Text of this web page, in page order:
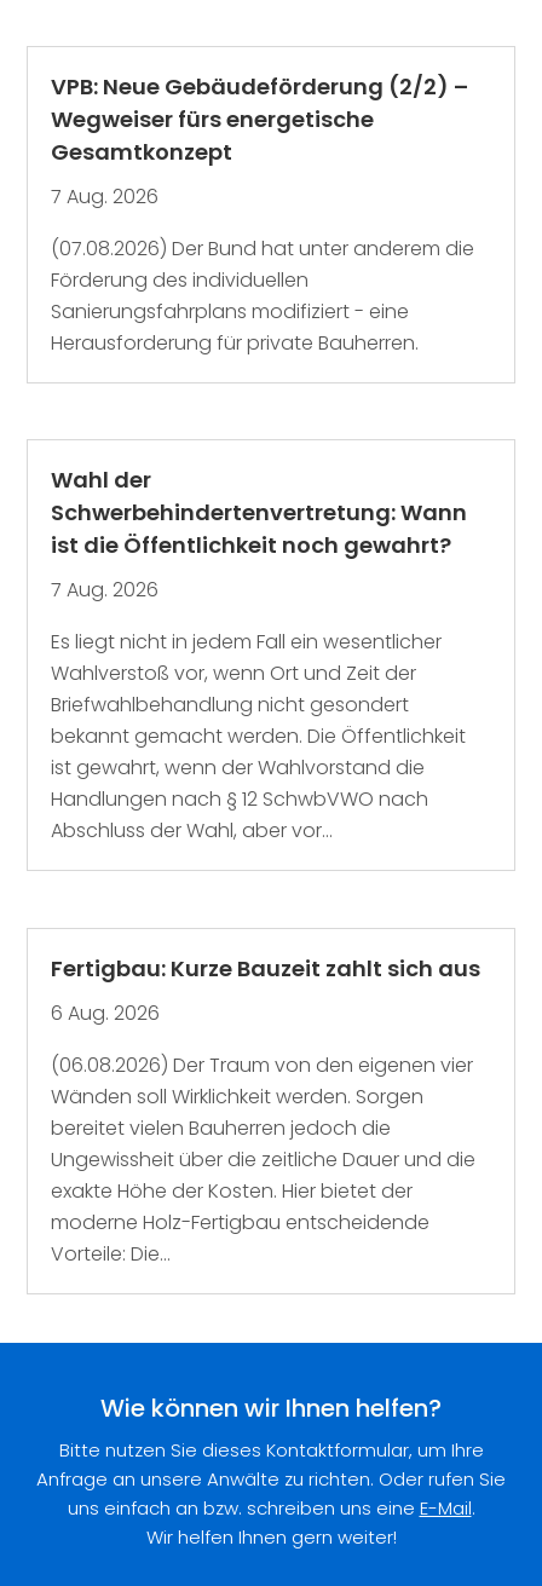
VPB: Neue Gebäudeförderung (2/2) –
Wegweiser fürs energetische
Gesamtkonzept
7 Aug. 2026
(07.08.2026) Der Bund hat unter anderem die
Förderung des individuellen
Sanierungsfahrplans modifiziert - eine
Herausforderung für private Bauherren.
Wahl der
Schwerbehindertenvertretung: Wann
ist die Öffentlichkeit noch gewahrt?
7 Aug. 2026
Es liegt nicht in jedem Fall ein wesentlicher
Wahlverstoß vor, wenn Ort und Zeit der
Briefwahlbehandlung nicht gesondert
bekannt gemacht werden. Die Öffentlichkeit
ist gewahrt, wenn der Wahlvorstand die
Handlungen nach § 12 SchwbVWO nach
Abschluss der Wahl, aber vor...
Fertigbau: Kurze Bauzeit zahlt sich aus
6 Aug. 2026
(06.08.2026) Der Traum von den eigenen vier
Wänden soll Wirklichkeit werden. Sorgen
bereitet vielen Bauherren jedoch die
Ungewissheit über die zeitliche Dauer und die
exakte Höhe der Kosten. Hier bietet der
moderne Holz-Fertigbau entscheidende
Vorteile: Die...
Wie können wir Ihnen helfen?
Bitte nutzen Sie dieses Kontaktformular, um Ihre
Anfrage an unsere Anwälte zu richten. Oder rufen Sie
uns einfach an bzw. schreiben uns eine E-Mail.
Wir helfen Ihnen gern weiter!